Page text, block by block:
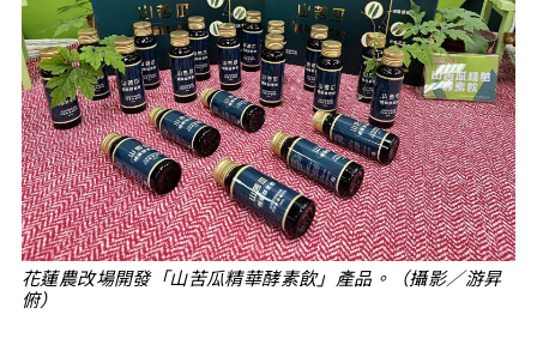
花蓮農改場開發「山苦瓜精華酵素飲」產品。（攝影／游昇
俯）